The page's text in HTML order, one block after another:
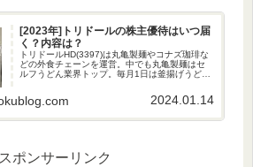
[2023年]トリドールの株主優待はいつ届
く？内容は？
トリドールHD(3397)は丸亀製麺やコナズ珈琲な
どの外食チェーンを運営。中でも丸亀製麺はセ
ルフうどん業界トップ。毎月1日は釜揚げうどん
けど近くにない…株主優待の内容トリドールHD
の株主優待は食事割...
2024.01.14
スポンサーリンク